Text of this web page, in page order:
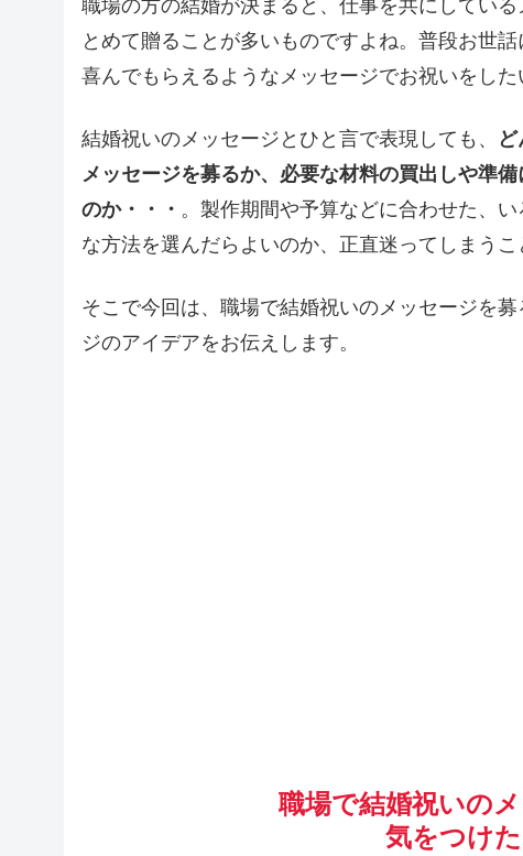
職場の方の結婚が決まると、仕事を共にしてい
とめて贈ることが多いものですよね。普段お世
喜んでもらえるようなメッセージでお祝いをした
結婚祝いのメッセージとひと言で表現しても、
メッセージを募るか、必要な材料の買出しや準
のか・・・ 。製作期間や予算などに合わせた、
な方法を選んだらよいのか、正直迷ってしまうこ
そこで今回は、職場で結婚祝いのメッセージを
ジのアイデアをお伝えします。
職場で結婚祝いの
気をつけ